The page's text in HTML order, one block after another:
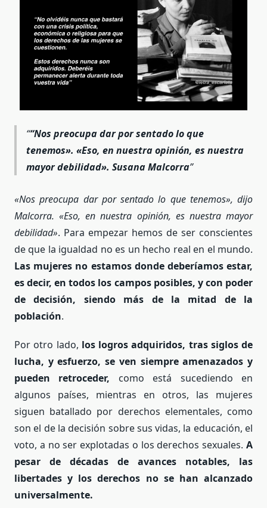
“Nos preocupa dar por sentado lo que
tenemos». «Eso, en nuestra opinión, es nuestra
mayor debilidad». Susana Malcorra
«Nos preocupa dar por sentado lo que tenemos», dijo
Malcorra. «Eso, en nuestra opinión, es nuestra mayor
debilidad». Para empezar hemos de ser conscientes
de que la igualdad no es un hecho real en el mundo.
Las mujeres no estamos donde deberíamos estar,
es decir, en todos los campos posibles, y con poder
de decisión, siendo más de la mitad de la
población.
Por otro lado, los logros adquiridos, tras siglos de
lucha, y esfuerzo, se ven siempre amenazados y
pueden retroceder, como está sucediendo en
algunos países, mientras en otros, las mujeres
siguen batallado por derechos elementales, como
son el de la decisión sobre sus vidas, la educación, el
voto, a no ser explotadas o los derechos sexuales. A
pesar de décadas de avances notables, las
libertades y los derechos no se han alcanzado
universalmente.